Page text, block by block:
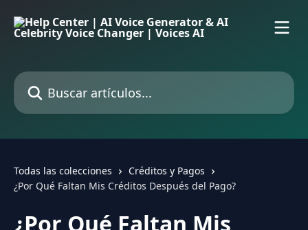
Buscar artículos...
Todas las colecciones
Créditos y Pagos
¿Por Qué Faltan Mis Créditos Después del Pago?
¿Por Qué Faltan Mis